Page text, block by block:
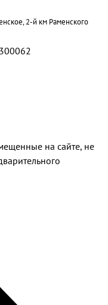
2-й км Раменского
на сайте, не